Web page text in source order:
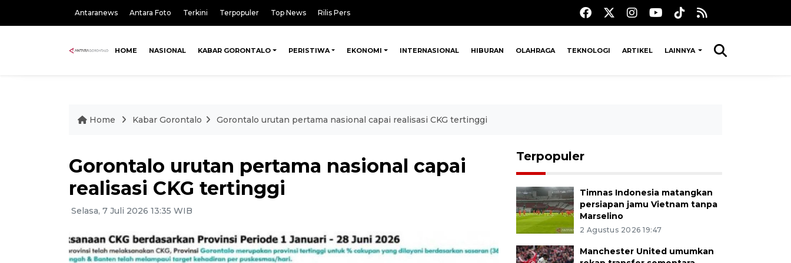
Antaranews Antara Foto Terkini Terpopuler Top News Rilis Pers
HOME NASIONAL KABAR GORONTALO PERISTIWA EKONOMI INTERNASIONAL HIBURAN OLAHRAGA TEKNOLOGI ARTIKEL LAINNYA
Home Kabar Gorontalo Gorontalo urutan pertama nasional capai realisasi CKG tertinggi
Gorontalo urutan pertama nasional capai
realisasi CKG tertinggi
Selasa, 7 Juli 2026 13:35 WIB
Terpopuler
Timnas Indonesia matangkan
persiapan jamu Vietnam tanpa
Marselino
2 Agustus 2026 19:47
Manchester United umumkan